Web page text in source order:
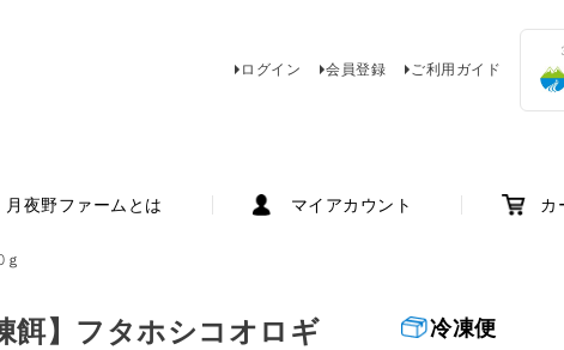
ログイン 会員登録 ご利用ガイド
月夜野ファームとは マイアカウント カ
冷凍便
餌】フタホシコオロギ